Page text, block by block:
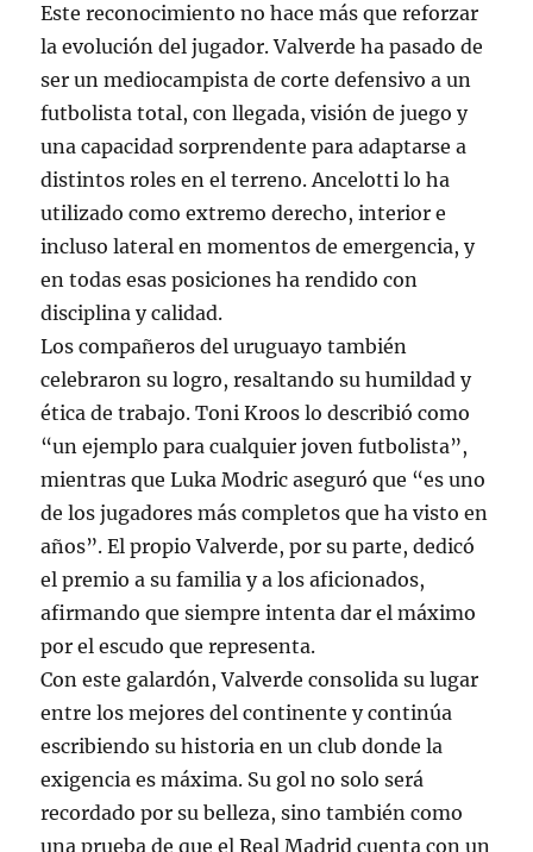
Este reconocimiento no hace más que reforzar
la evolución del jugador. Valverde ha pasado de
ser un mediocampista de corte defensivo a un
futbolista total, con llegada, visión de juego y
una capacidad sorprendente para adaptarse a
distintos roles en el terreno. Ancelotti lo ha
utilizado como extremo derecho, interior e
incluso lateral en momentos de emergencia, y
en todas esas posiciones ha rendido con
disciplina y calidad.
Los compañeros del uruguayo también
celebraron su logro, resaltando su humildad y
ética de trabajo. Toni Kroos lo describió como
“un ejemplo para cualquier joven futbolista”,
mientras que Luka Modric aseguró que “es uno
de los jugadores más completos que ha visto en
años”. El propio Valverde, por su parte, dedicó
el premio a su familia y a los aficionados,
afirmando que siempre intenta dar el máximo
por el escudo que representa.
Con este galardón, Valverde consolida su lugar
entre los mejores del continente y continúa
escribiendo su historia en un club donde la
exigencia es máxima. Su gol no solo será
recordado por su belleza, sino también como
una prueba de que el Real Madrid cuenta con un